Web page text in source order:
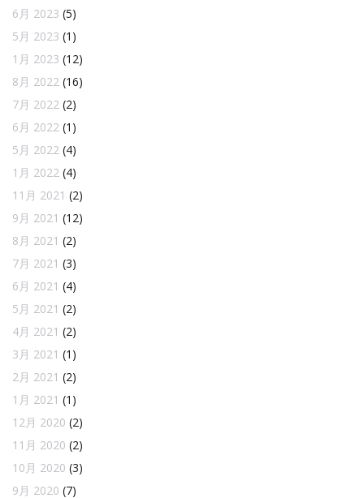
6月 2023 (5)
5月 2023 (1)
1月 2023 (12)
8月 2022 (16)
7月 2022 (2)
6月 2022 (1)
5月 2022 (4)
1月 2022 (4)
11月 2021 (2)
9月 2021 (12)
8月 2021 (2)
7月 2021 (3)
6月 2021 (4)
5月 2021 (2)
4月 2021 (2)
3月 2021 (1)
2月 2021 (2)
1月 2021 (1)
12月 2020 (2)
11月 2020 (2)
10月 2020 (3)
9月 2020 (7)